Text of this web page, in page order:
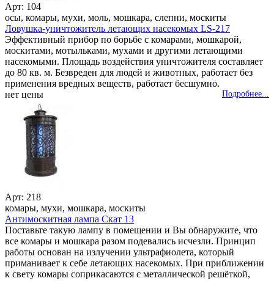
Арт: 104
осы, комары, мухи, моль, мошкара, слепни, москиты
Ловушка-уничтожитель летающих насекомых LS-217
Эффективный прибор по борьбе с комарами, мошкарой,
москитами, мотыльками, мухами и другими летающими
насекомыми. Площадь воздействия уничтожителя составляет
до 80 кв. м. Безвреден для людей и животных, работает без
применения вредных веществ, работает бесшумно.
нет цены
Подробнее...
Арт: 218
комары, мухи, мошкара, москиты
Антимоскитная лампа Скат 13
Поставьте такую лампу в помещении и Вы обнаружите, что
все комары и мошкара разом подевались исчезли. Принцип
работы основан на излучении ультрафиолета, который
приманивает к себе летающих насекомых. При приближении
к свету комары соприкасаются с металлической решёткой,